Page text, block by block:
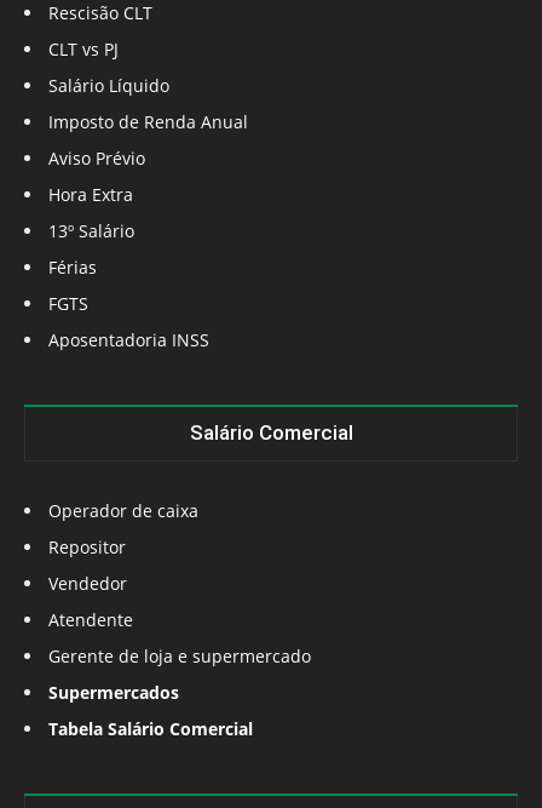
Rescisão CLT
CLT vs PJ
Salário Líquido
Imposto de Renda Anual
Aviso Prévio
Hora Extra
13º Salário
Férias
FGTS
Aposentadoria INSS
Salário Comercial
Operador de caixa
Repositor
Vendedor
Atendente
Gerente de loja e supermercado
Supermercados
Tabela Salário Comercial